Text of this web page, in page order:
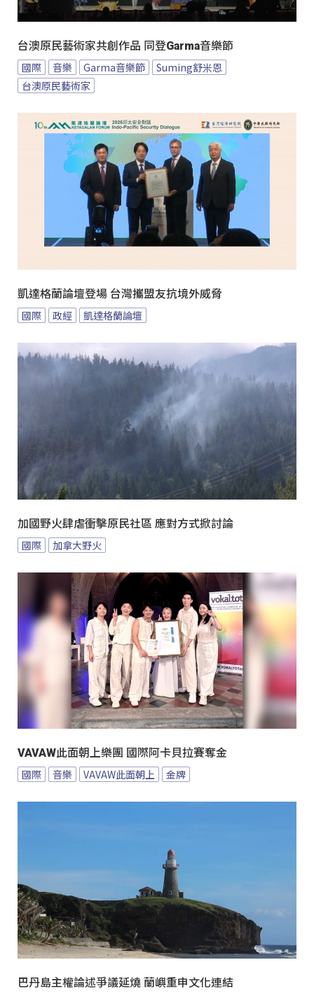
台澳原民藝術家共創作品 同登Garma音樂節
國際 音樂 Garma音樂節
Suming舒米恩
台澳原民藝術家
凱達格蘭論壇登場 台灣攜盟友抗境外威脅
國際 政經 凱達格蘭論壇
加國野火肆虐衝擊原民社區 應對方式掀討論
國際 加拿大野火
VAVAW此面朝上樂團 國際阿卡貝拉賽奪金
國際 音樂 VAVAW此面朝上 金牌
巴丹島主權論述爭議延燒 蘭嶼重申文化連結